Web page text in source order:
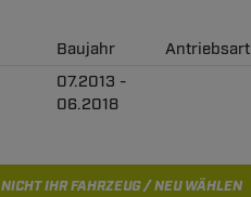
Baujahr
Antriebsart
07.2013 -
06.2018
NICHT IHR FAHRZEUG / NEU WÄHLEN